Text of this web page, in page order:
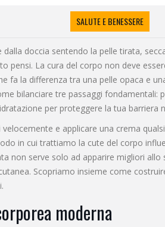
SALUTE E BENESSERE
doccia sentendo la pelle tirata,
pensi. La cura del corpo non deve
fa la differenza tra una pelle opaca e
bilanciare tre passaggi fondamentali:
per proteggere la tua barriera
e applicare una crema
in cui trattiamo la cute del corpo
non serve solo ad apparire migliori allo
Scopriamo insieme come
moderna